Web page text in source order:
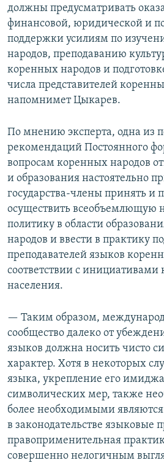
должны предусматривать
финансовой, юридической и
поддержки усилиям по
народов, преподаванию
коренных народов и
числа представителей
напомнимет Цыкарев.
По мнению эксперта, одна из
рекомендаций Постоянного
вопросам коренных народов
и образования настоятельно
государства-члены принять и
осуществить всеобъемлющую
политику в области
народов и ввести в практику
преподавателей языков
соответствии с инициативами
населения.
— Таким образом,
сообщество далеко от
языков должна носить чисто
характер. Хотя в некоторых
языка, укрепление его
символических мер, также
более необходимыми
в законодательстве языковые
правоприменительная
совершенно нелогичным